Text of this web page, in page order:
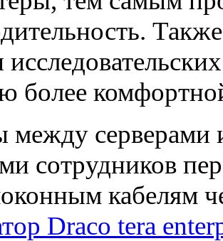
более
между
сотрудников
кабелям
Draco tera